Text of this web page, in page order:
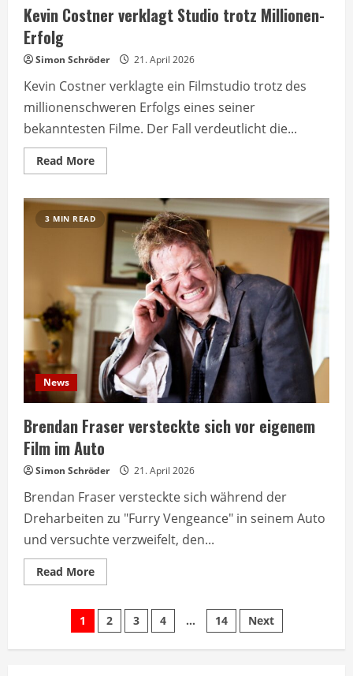
Kevin Costner verklagt Studio trotz Millionen-
Erfolg
Simon Schröder 21. April 2026
Kevin Costner verklagte ein Filmstudio trotz des
millionenschweren Erfolgs eines seiner
bekanntesten Filme. Der Fall verdeutlicht die...
Read MoreRead
more
Costner
verklagt
Studio
trotz
Millionen-
Erfolg
3 MIN READ
News
Brendan Fraser versteckte sich vor eigenem
Film im Auto
Simon Schröder 21. April 2026
Brendan Fraser versteckte sich während der
Dreharbeiten zu "Furry Vengeance" in seinem Auto
und versuchte verzweifelt, den...
Read MoreRead
more
Fraser
versteckte
sich
vor
Seitennummerierung
der
1 2 3 4 … 14 Next